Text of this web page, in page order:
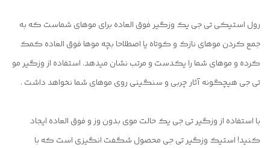
رول استیکی تی جی یک وزگیر فوق العاده برای موهای شماست که به
جمع کردن موهای نازک و کوتاه یا اصطلاحا بچه موها فوق العاده کمک
کرده و موهای شما را یکدست و مرتب نشان میدهد. استفاده از وزگیر مو
تی جی هیچگونه آثار چربی و سنگینی روی موهای شما نخواهد داشت .
با استفاده از وزگیر تی جی یک حالت موی بدون وز و فوق العاده ایجاد
کنید! استیک وزگیر تی جی محصول شگفت انگیزی است که با